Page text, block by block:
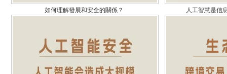
如何理解發展和安全的關係？ 人工智慧是信